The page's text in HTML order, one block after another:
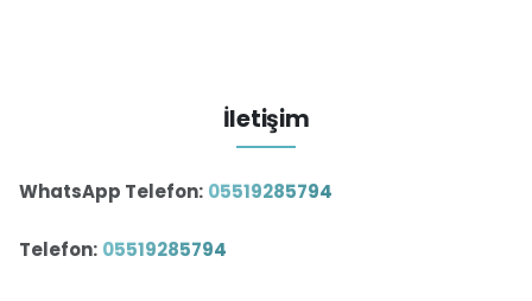
İletişim
WhatsApp Telefon: 05519285794
Telefon: 05519285794